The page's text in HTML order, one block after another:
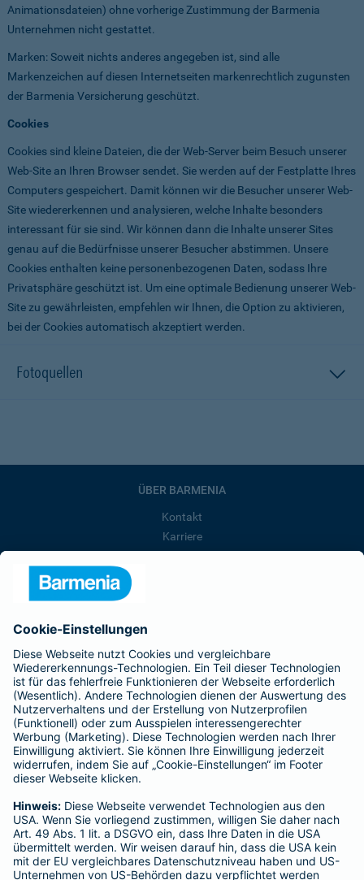
Animationsdateien) ohne vorherige Zustimmung der Barmenia
Unternehmen nicht gestattet.
Marken: Soweit nichts anderes angegeben ist, sind alle
Markenzeichen auf diesen Internetseiten markenrechtlich zugunsten
der Barmenia Versicherung geschützt.
Cookies
Cookies sind kleine Dateien, die der Web-Server beim Besuch unserer
Web-Site an Ihren Browser sendet. Sie werden auf der Festplatte Ihres
Computers gespeichert. Damit können wir die Besucher unserer Web-
Site wiedererkennen und analysieren, welche Inhalte besonders
interessant für sie sind. Wir können dann die Inhalte unserer Sites
genau auf die Bedürfnisse unserer Besucher abstimmen. Unsere
Cookies enthalten keine personenbezogenen Daten, sodass Ihre
Privatsphäre geschützt ist. Um eine optimale Bedienung unserer Web-
Site zu gewährleisten, empfehlen wir Ihnen, die Option zu aktivieren,
bei der Cookies automatisch akzeptiert werden.
Fotoquellen
ÜBER BARMENIA
Kontakt
Karriere
Barmenia ist Teil der BarmeniaGothaer
BELIEBTE SEITEN
Kranken-Zusatzversicherung
Tierversicherungen
Haftpflichtversicherung
Hausratversicherung
Adresse ändern
Schaden melden
Kilometerstandsmeldung
Serviceübersicht